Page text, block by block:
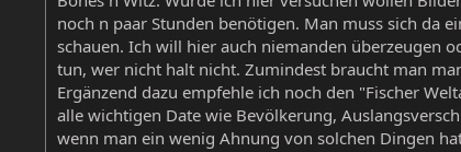
noch n paar Stunden benötigen. Man muss sich da
schauen. Ich will hier auch niemanden überzeugen
tun, wer nicht halt nicht. Zumindest braucht man
Ergänzend dazu empfehle ich noch den "Fischer
alle wichtigen Date wie Bevölkerung,
wenn man ein wenig Ahnung von solchen Dingen